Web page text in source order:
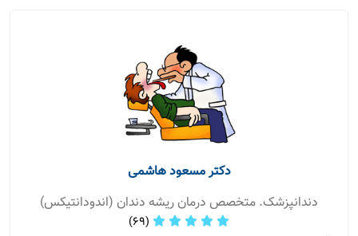
دکتر مسعود هاشمی
دندانپزشک. متخصص درمان ریشه دندان (اندودانتیکس)
(69)